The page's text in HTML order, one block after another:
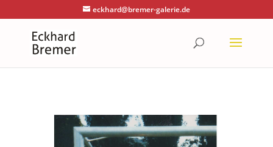
eckhard@bremer-galerie.de